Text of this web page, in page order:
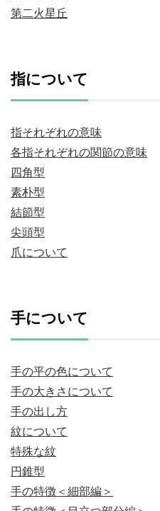
第二火星丘
指について
指それぞれの意味
各指それぞれの関節の意味
四角型
素朴型
結節型
尖頭型
爪について
手について
手の平の色について
手の大きさについて
手の出し方
紋について
特殊な紋
円錐型
手の特徴＜細部編＞